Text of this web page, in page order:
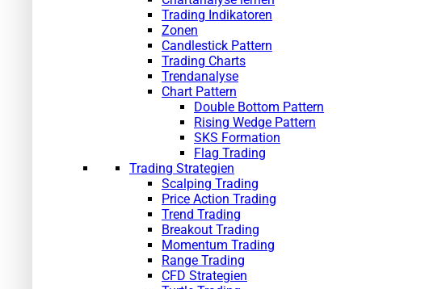
Trading Indikatoren
Zonen
Candlestick Pattern
Trading Charts
Trendanalyse
Chart Pattern
Double Bottom Pattern
Rising Wedge Pattern
SKS Formation
Flag Trading
Trading Strategien
Scalping Trading
Price Action Trading
Trend Trading
Breakout Trading
Momentum Trading
Range Trading
CFD Strategien